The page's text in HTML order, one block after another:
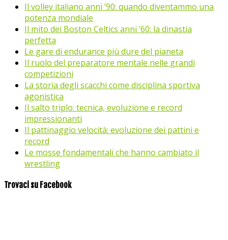
Il volley italiano anni ’90: quando diventammo una
potenza mondiale
Il mito dei Boston Celtics anni ’60: la dinastia
perfetta
Le gare di endurance più dure del pianeta
Il ruolo del preparatore mentale nelle grandi
competizioni
La storia degli scacchi come disciplina sportiva
agonistica
Il salto triplo: tecnica, evoluzione e record
impressionanti
Il pattinaggio velocità: evoluzione dei pattini e
record
Le mosse fondamentali che hanno cambiato il
wrestling
Trovaci su Facebook